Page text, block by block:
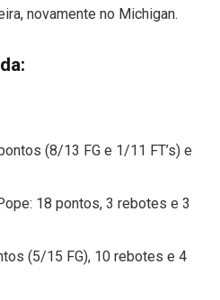
novamente no Michigan.
(8/13 FG e 1/11 FT’s) e
18 pontos, 3 rebotes e 3
(5/15 FG), 10 rebotes e 4